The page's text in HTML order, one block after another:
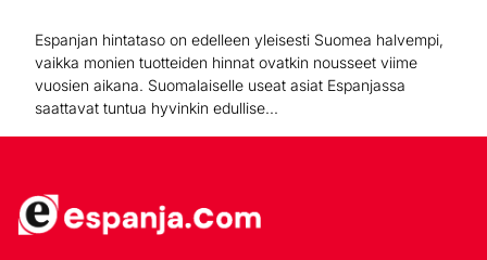
Espanjan hintataso on edelleen yleisesti Suomea halvempi,
vaikka monien tuotteiden hinnat ovatkin nousseet viime
vuosien aikana. Suomalaiselle useat asiat Espanjassa
saattavat tuntua hyvinkin edullise...